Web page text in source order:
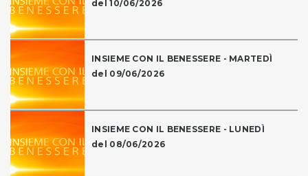
del 10/06/2026
INSIEME CON IL BENESSERE - MARTEDÌ
del 09/06/2026
INSIEME CON IL BENESSERE - LUNEDÌ
del 08/06/2026